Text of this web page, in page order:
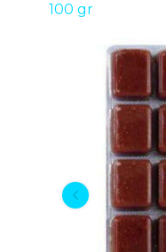
100 gr